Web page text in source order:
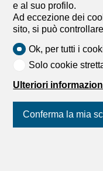
ADT INNOVA
e al suo profilo.
Ad eccezione dei
sito, si può
Ok, per tutti i
Solo cookie
Ulteriori
Conferma la mia